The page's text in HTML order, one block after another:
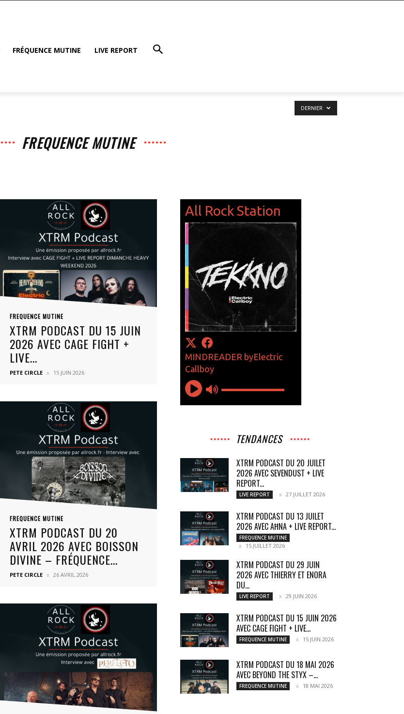
FRÉQUENCE MUTINE LIVE REPORT
FREQUENCE MUTINE
DERNIER
FREQUENCE MUTINE
XTRM PODCAST DU 15 JUIN
2026 AVEC CAGE FIGHT +
LIVE...
PETE CIRCLE 15 JUIN 2026
FREQUENCE MUTINE
XTRM PODCAST DU 20
AVRIL 2026 AVEC BOISSON
DIVINE – FRÉQUENCE...
PETE CIRCLE 26 AVRIL 2026
TENDANCES
XTRM PODCAST DU 20 JUILET
2026 AVEC SEVENDUST + LIVE
REPORT...
LIVE REPORT 27 JUILLET 2026
XTRM PODCAST DU 13 JUILET
2026 AVEC AĦNA + LIVE REPORT...
FREQUENCE MUTINE
15 JUILLET 2026
XTRM PODCAST DU 29 JUIN
2026 AVEC THIERRY ET ENORA
DU...
LIVE REPORT 29 JUIN 2026
XTRM PODCAST DU 15 JUIN 2026
AVEC CAGE FIGHT + LIVE...
FREQUENCE MUTINE 15 JUIN 2026
XTRM PODCAST DU 18 MAI 2026
AVEC BEYOND THE STYX –...
FREQUENCE MUTINE 18 MAI 2026